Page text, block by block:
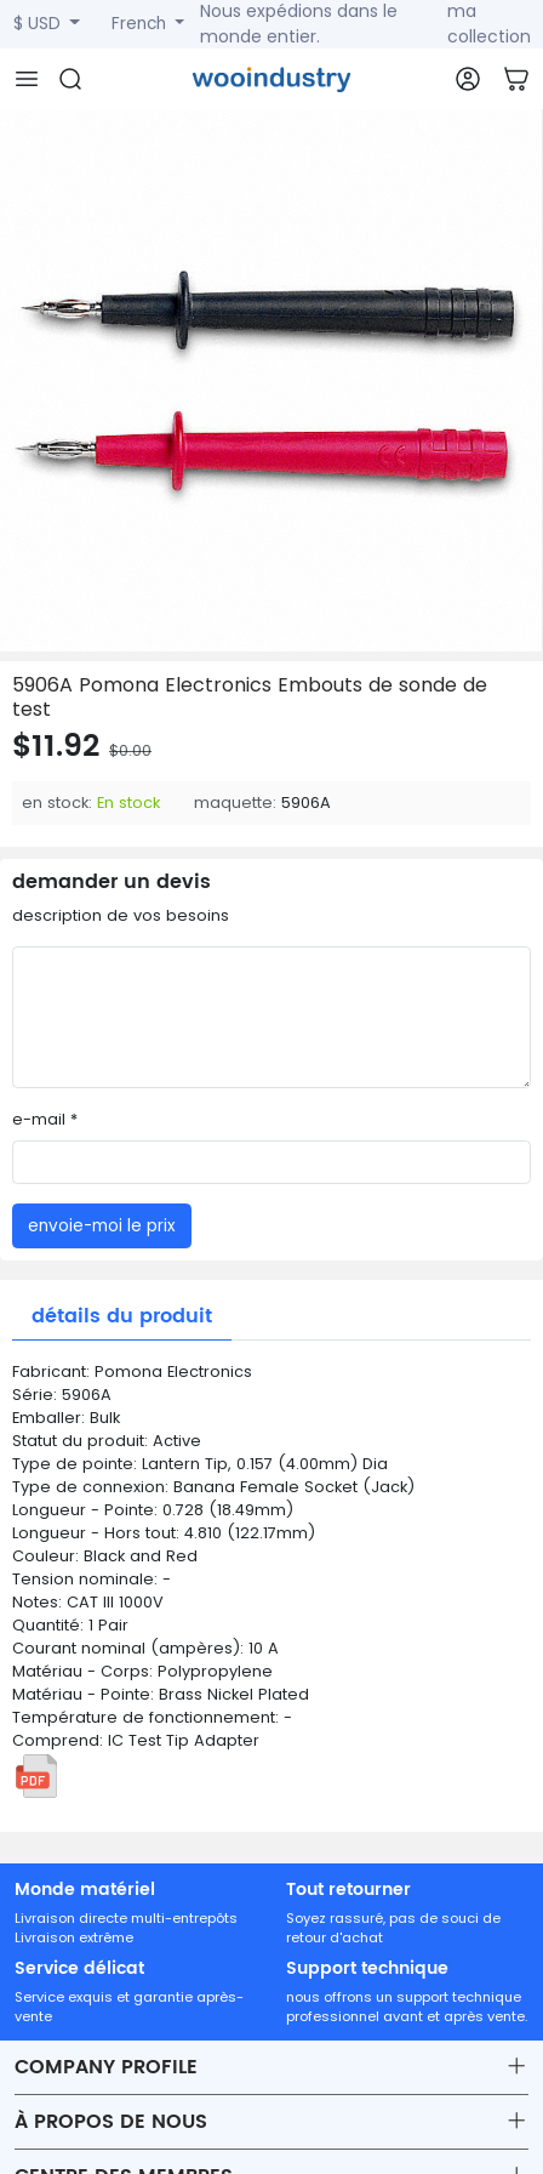
$ USD French
Nous expédions dans le
monde entier.
ma
collection
5906A Pomona Electronics Embouts de sonde de
test
$11.92 $0.00
en stock: En stock maquette: 5906A
demander un devis
description de vos besoins
e-mail *
envoie-moi le prix
détails du produit
Fabricant: Pomona Electronics
Série: 5906A
Emballer: Bulk
Statut du produit: Active
Type de pointe: Lantern Tip, 0.157 (4.00mm) Dia
Type de connexion: Banana Female Socket (Jack)
Longueur - Pointe: 0.728 (18.49mm)
Longueur - Hors tout: 4.810 (122.17mm)
Couleur: Black and Red
Tension nominale: -
Notes: CAT III 1000V
Quantité: 1 Pair
Courant nominal (ampères): 10 A
Matériau - Corps: Polypropylene
Matériau - Pointe: Brass Nickel Plated
Température de fonctionnement: -
Comprend: IC Test Tip Adapter
Monde matériel
Livraison directe multi-entrepôts
Livraison extrême
Tout retourner
Soyez rassuré, pas de souci de
retour d'achat
Service délicat
Service exquis et garantie après-
vente
Support technique
nous offrons un support technique
professionnel avant et après vente.
COMPANY PROFILE
À PROPOS DE NOUS